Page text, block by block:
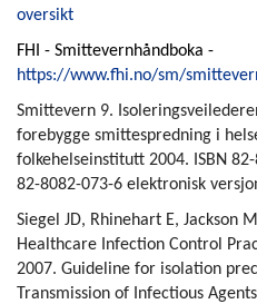
oversikt
FHI - Smittevernhåndboka -
https://www.fhi.no/sm/
Smittevern 9.
forebygge smittespredning i
folkehelseinstitutt 2004. ISBN
82-8082-073-6 elektronisk
Siegel JD, Rhinehart E, Jackson
Healthcare Infection Control
2007. Guideline for isolation
Transmission of Infectious